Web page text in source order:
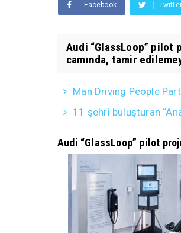
Facebook
Audi “GlassLoop”
camında, tamir
Man Driving People
11 şehri buluşturan
Audi “GlassLoop” pilot